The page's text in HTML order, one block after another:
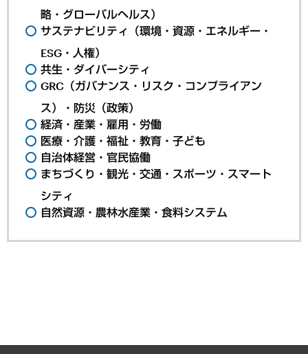
略・グローバルヘルス）
サステナビリティ（環境・資源・エネルギー・
ESG・人権）
共生・ダイバーシティ
GRC（ガバナンス・リスク・コンプライアン
ス）・防災（政策）
経済・産業・雇用・労働
医療・介護・福祉・教育・子ども
自治体経営・官民協働
まちづくり・観光・交通・スポーツ・スマート
シティ
自然資源・農林水産業・食料システム